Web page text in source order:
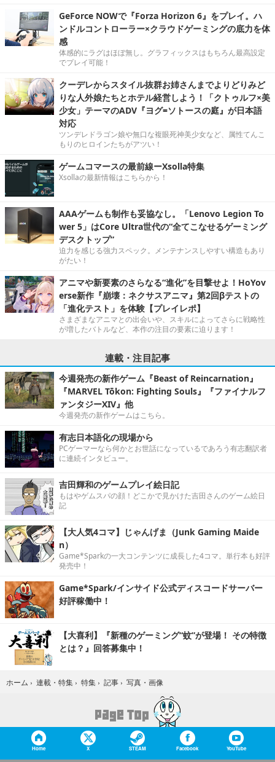
GeForce NOWで『Forza Horizon 6』をプレイ。ハ
ンドルコントローラー×クラウドゲーミングの底力を体
感
体感的にラグはほぼ無し。グラフィックスはもちろん最高設定
でプレイ可能！
クーデレからスタイル抜群お姉さんまでよりどりみど
りな人外娘たちとホテル経営しよう！「クトゥルフ×美
少女」テーマのADV『ヨグ=ソトースの庭』が日本語
対応
ツンデレドラゴン娘や無口な複眼死神美少女など、属性てんこ
もりのヒロインたちがアツい！
ゲームコマースの最前線ーXsolla特集
Xsollaの最新情報はこちらから！
AAAゲームも制作も妥協なし。「Lenovo Legion To
wer 5」はCore Ultra世代の“全てこなせるゲーミング
デスクトップ”
迫力を感じる強力スペック。メンテナンスしやすい構造もあり
がたい！
アニマや新要素のさらなる“進化”を目撃せよ！HoYov
erse新作『崩壊：ネクサスアニマ』第2回βテストの
「進化テスト」を体験【プレイレポ】
さまざまなアニマとの出会いや、スキルによってさらに戦略性
が増したバトルなど、本作の注目の要素に迫ります！
連載・注目記事
今週発売の新作ゲーム『Beast of Reincarnation』
『MARVEL Tōkon: Fighting Souls』『ファイナルフ
ァンタジーXIV』他
今週発売の新作ゲームはこちら。
有志日本語化の現場から
PCゲーマーなら何かとお世話になっているであろう有志翻訳者
に連続インタビュー。
吉田輝和のゲームプレイ絵日記
もはやゲムスパの顔！どこかで見かけた吉田さんのゲーム絵日
記
【大人気4コマ】じゃんげま（Junk Gaming Maide
n）
Game*Sparkの一大コンテンツに成長した4コマ。単行本も好評
発売中！
Game*Spark/インサイド公式ディスコードサーバー
好評稼働中！
【大喜利】『新種のゲーミング“蚊”が登場！ その特徴
とは？』回答募集中！
ホーム › 連載・特集 › 特集 › 記事 › 写真・画像
Home X STEAM Facebook YouTube